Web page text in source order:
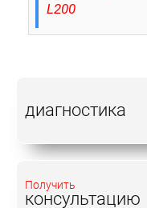
L200
диагностика
Получить
консультацию